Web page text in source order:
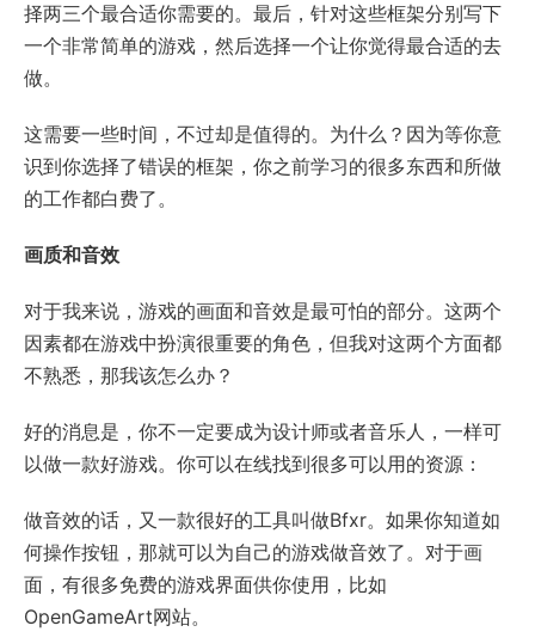
择两三个最合适你需要的。最后，针对这些框架分别写下
一个非常简单的游戏，然后选择一个让你觉得最合适的去
做。
这需要一些时间，不过却是值得的。为什么？因为等你意
识到你选择了错误的框架，你之前学习的很多东西和所做
的工作都白费了。
画质和音效
对于我来说，游戏的画面和音效是最可怕的部分。这两个
因素都在游戏中扮演很重要的角色，但我对这两个方面都
不熟悉，那我该怎么办？
好的消息是，你不一定要成为设计师或者音乐人，一样可
以做一款好游戏。你可以在线找到很多可以用的资源：
做音效的话，又一款很好的工具叫做Bfxr。如果你知道如
何操作按钮，那就可以为自己的游戏做音效了。对于画
面，有很多免费的游戏界面供你使用，比如
OpenGameArt网站。